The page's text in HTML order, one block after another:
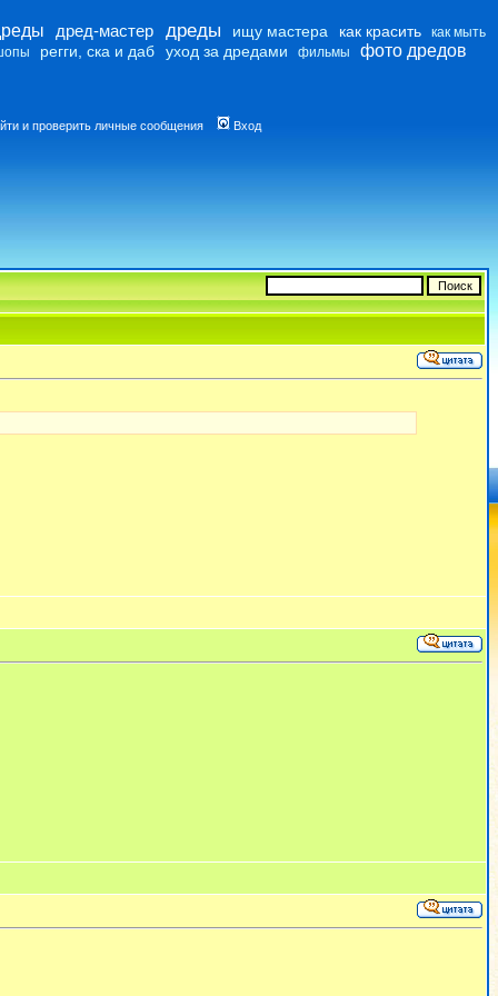
дред-мастер дреды ищу мастера как красить
как мыть
регги, ска и даб уход за дредами фильмы фото дредов
и проверить личные сообщения Вход